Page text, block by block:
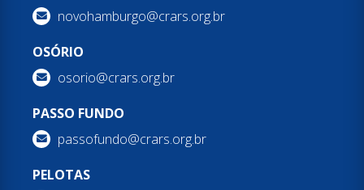
novohamburgo@crars.org.br
OSÓRIO
osorio@crars.org.br
PASSO FUNDO
passofundo@crars.org.br
PELOTAS